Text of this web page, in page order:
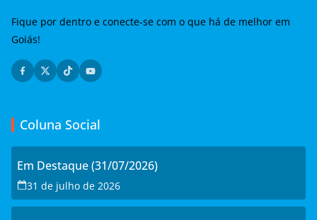
Fique por dentro e conecte-se com o que há de melhor em
Goiás!
Coluna Social
Em Destaque (31/07/2026)
31 de julho de 2026